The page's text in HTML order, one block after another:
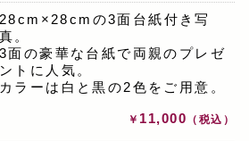
28cm×28cmの3面台紙付き写
真。
3面の豪華な台紙で両親のプレゼ
ントに人気。
カラーは白と黒の2色をご用意。
￥ 11,000 （税込）